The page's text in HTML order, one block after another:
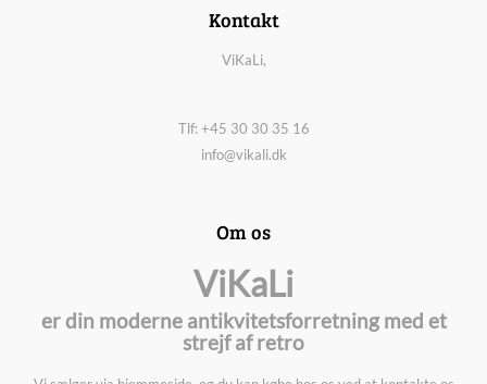
Kontakt
ViKaLi,
Tlf: +45 30 30 35 16
info@vikali.dk
Om os
ViKaLi
er din moderne antikvitetsforretning med et
strejf af retro